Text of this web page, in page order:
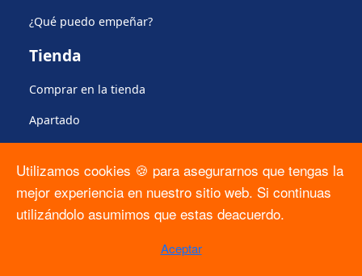
¿Qué puedo empeñar?
Tienda
Comprar en la tienda
Apartado
Regulación
Formato Solicitud ARCO
Utilizamos cookies 🍪 para asegurarnos que tengas la
mejor experiencia en nuestro sitio web. Si continuas
utilizándolo asumimos que estas deacuerdo.
Aceptar